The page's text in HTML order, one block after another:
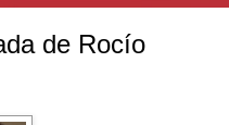
de Rocío